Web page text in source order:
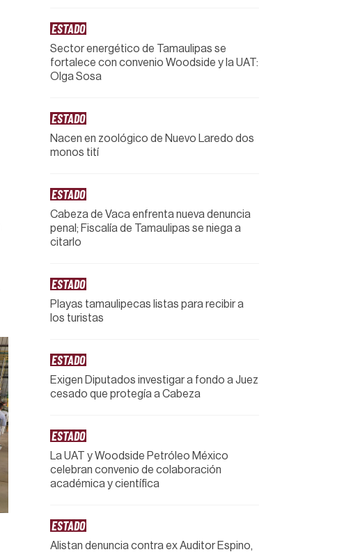
ESTADO
Sector energético de Tamaulipas se
fortalece con convenio Woodside y la UAT:
Olga Sosa
ESTADO
Nacen en zoológico de Nuevo Laredo dos
monos tití
ESTADO
Cabeza de Vaca enfrenta nueva denuncia
penal; Fiscalía de Tamaulipas se niega a
citarlo
ESTADO
Playas tamaulipecas listas para recibir a
los turistas
ESTADO
Exigen Diputados investigar a fondo a Juez
cesado que protegía a Cabeza
ESTADO
La UAT y Woodside Petróleo México
celebran convenio de colaboración
académica y científica
ESTADO
Alistan denuncia contra ex Auditor Espino,